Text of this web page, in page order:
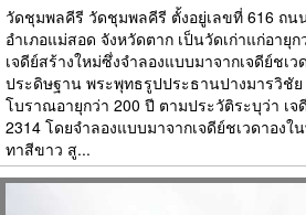
วัดชุมพลคีรี วัดชุมพลคีรี ตั้งอยู่เลขที่ 616 ถ
อำเภอแม่สอด จังหวัดตาก เป็นวัดเก่าแก่อายุ
เจดีย์สร้างใหม่ซึ่งจำลองแบบมาจากเจดีย์ชเ
ประดิษฐาน พระพุทธรูปประธานปางมารวิชัย
โบราณอายุกว่า 200 ปี ตามประวัติระบุว่า เ
2314 โดยจำลองแบบมาจากเจดีย์ชเวดาองใ
ทาสีขาว สู...